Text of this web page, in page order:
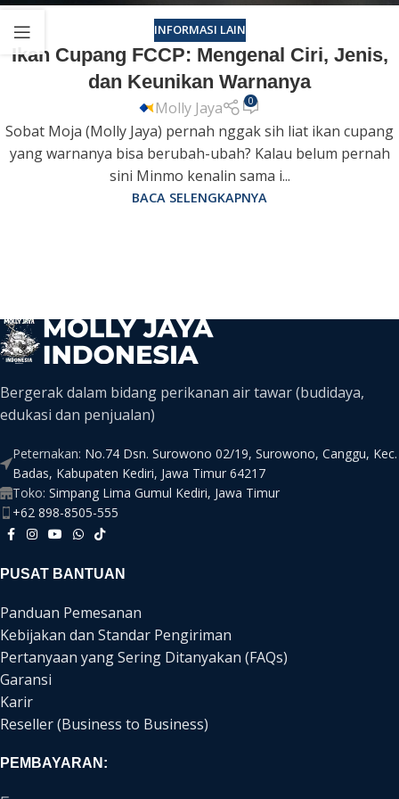
INFORMASI LAIN
Ikan Cupang FCCP: Mengenal Ciri, Jenis,
dan Keunikan Warnanya
Molly Jaya 0
Sobat Moja (Molly Jaya) pernah nggak sih liat ikan cupang
yang warnanya bisa berubah-ubah? Kalau belum pernah
sini Minmo kenalin sama i...
BACA SELENGKAPNYA
Bergerak dalam bidang perikanan air tawar (budidaya,
edukasi dan penjualan)
Peternakan: No.74 Dsn. Surowono 02/19, Surowono, Canggu, Kec.
Badas, Kabupaten Kediri, Jawa Timur 64217
Toko: Simpang Lima Gumul Kediri, Jawa Timur
+62 898-8505-555
PUSAT BANTUAN
Panduan Pemesanan
Kebijakan dan Standar Pengiriman
Pertanyaan yang Sering Ditanyakan (FAQs)
Garansi
Karir
Reseller (Business to Business)
PEMBAYARAN: